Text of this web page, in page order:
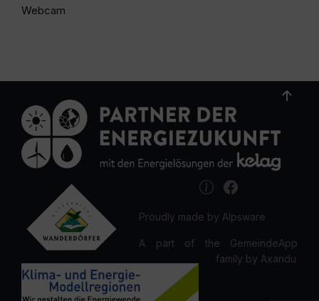
Webcam
Proudly made by Alpsware
A part of the GemeindeApp
family by Axandu